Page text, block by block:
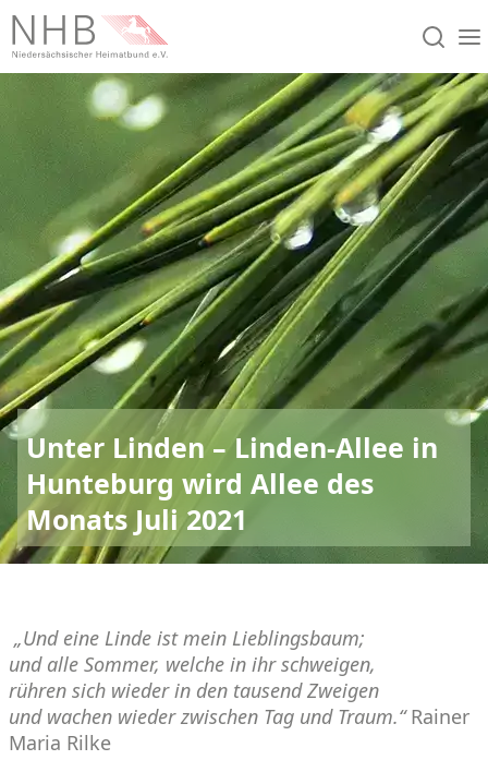
Unter Linden – Linden-Allee in
Hunteburg wird Allee des
Monats Juli 2021
„Und eine Linde ist mein Lieblingsbaum;
und alle Sommer, welche in ihr schweigen,
rühren sich wieder in den tausend Zweigen
und wachen wieder zwischen Tag und Traum.“Rainer
Maria Rilke